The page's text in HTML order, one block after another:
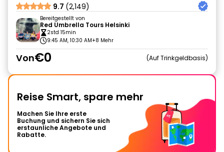
9.7 (2,149)
Bereitgestellt von
Red Umbrella Tours Helsinki
2std 15min
9:45 AM, 10:30 AM+8 Mehr
Von€0 Auf Trinkgeldbasis
Reise Smart, spare mehr
Machen Sie Ihre erste
Buchung und sichern Sie sich
erstaunliche Angebote und
Rabatte.